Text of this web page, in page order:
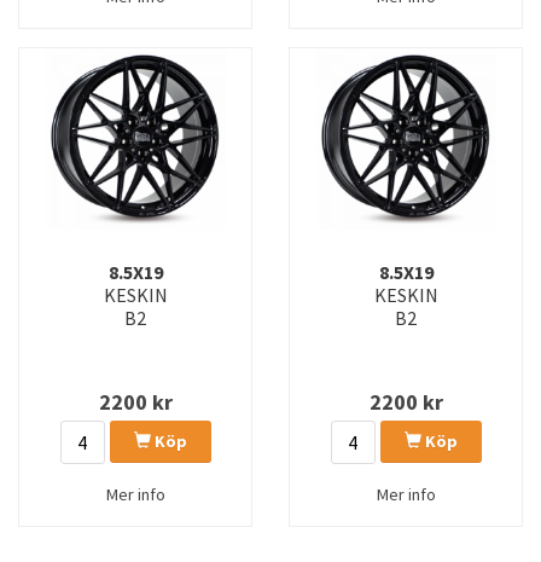
8.5X19
KESKIN
B2
2200 kr
Köp
Mer info
8.5X19
KESKIN
B2
2200 kr
Köp
Mer info